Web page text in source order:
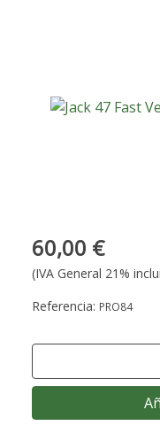
60,00 €
(IVA General 21%
Referencia: PRO84